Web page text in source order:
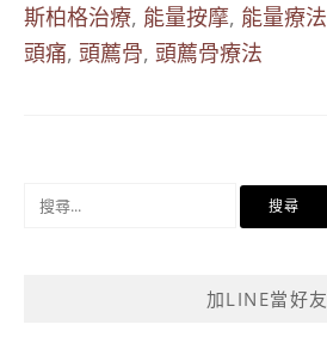
斯柏格治療, 能量按摩, 能量療法
頭痛, 頭薦骨, 頭薦骨療法
加LINE當好友